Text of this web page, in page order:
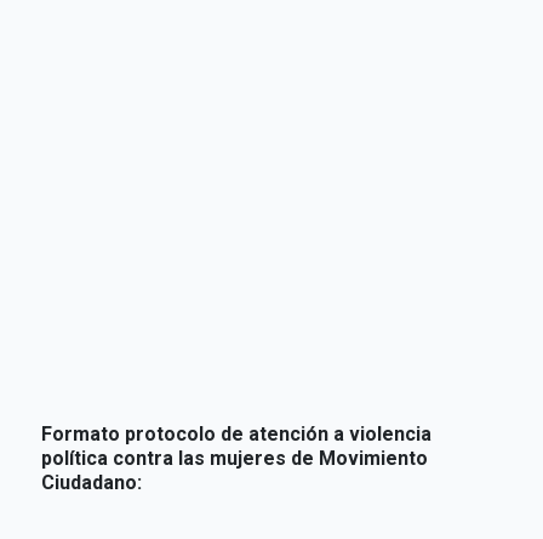
Formato protocolo de atención a violencia
política contra las mujeres de Movimiento
Ciudadano: